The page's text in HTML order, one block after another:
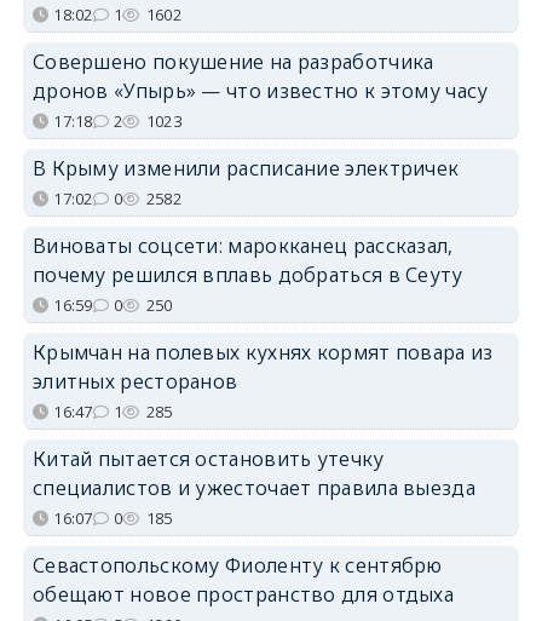
18:02 1 1602
Совершено покушение на разработчика
дронов «Упырь» — что известно к этому часу
17:18 2 1023
В Крыму изменили расписание электричек
17:02 0 2582
Виноваты соцсети: марокканец рассказал,
почему решился вплавь добраться в Сеуту
16:59 0 250
Крымчан на полевых кухнях кормят повара из
элитных ресторанов
16:47 1 285
Китай пытается остановить утечку
специалистов и ужесточает правила выезда
16:07 0 185
Севастопольскому Фиоленту к сентябрю
обещают новое пространство для отдыха